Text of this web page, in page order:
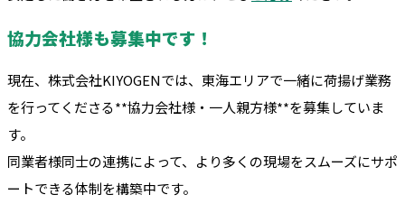
協力会社様も募集中です！
現在、株式会社KIYOGENでは、東海エリアで一緒に荷揚げ業務
を行ってくださる**協力会社様・一人親方様**を募集していま
す。
同業者様同士の連携によって、より多くの現場をスムーズにサポ
ートできる体制を構築中です。